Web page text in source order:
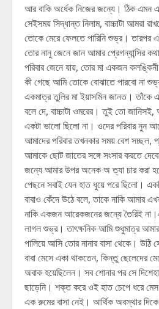
আর বাকি অর্ধেক নিজের জন্যে। ঠিক এমন
সেইসময় সিদ্ধান্ত নিলাম, বাচ্চাটা আমরা
তোকে মেরে ফেলতে পারিনি শুভ্র। তারপর
তোর নানু জেনে জান আমার প্রেগন্যান্সির
পরিবার জেনে যায়, তোর মা একজন
কী গেছে আমি তোকে বোঝাতে পারবো না
একমাত্র তুলির মা ইয়াসমিন জানত। তাঁকে
বলে দে, বাচ্চাটা ওমরের। তুই তো
একটা ভালো ছিলো না। ওদের পরিবার নুন
আমাদের পরিবার তখনকার সময় বেশ সচ্ছল,
আমাকে ছোট জাতের সঙ্গে সংসার করতে
জন্যে আমার উপর অনেক অ ত্যা চার করা
পেছনে সবাই যেন হাত ধুয়ে পরে ছিলো।
বাবাও কেঁদে উঠে বলে, তাকে নাকি আমার
নাকি একজন আরেকজনের জন্যে তৈরিই
লাগল শুভ্র। তাৎক্ষনিক আমি শুধুমাত্র আমার
পালিয়ে আসি তোর নানার বাসা থেকে। উঠি
বাবা মেসে একা থাকতেন, কিন্তু ছেলেদের
অবাক হয়েছিলেন। সব শোনার পর সে
ছাড়েনি। শক্ত করে ওই হাত চেপে ধরে
এক রুমের বাসা নেই। আর্থিক অবস্থার